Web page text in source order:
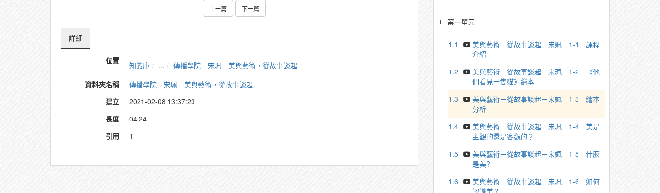
上一篇 下一篇
詳細
位置 知識庫 ...
傳播學院－宋珮－美與藝術，從故事談起
資料夾名稱
傳播學院－宋珮－美與藝術，從故事談起
建立
2021-02-08 13:37:23
長度
04:24
引用
1
1. 第一單元
1.1
美與藝術－從故事談起－宋姵 1-1 課程
介紹
1.2
美與藝術－從故事談起－宋珮 1-2 《他
們看⾒⼀隻貓》繪本
1.3
美與藝術－從故事談起－宋姵 1-3 繪本
分析
1.4
美與藝術－從故事談起－宋珮 1-4 美是
主觀的還是客觀的？
1.5
美與藝術－從故事談起－宋姵 1-5 什麼
是美?
1.6
美與藝術－從故事談起－宋珮 1-6 如何
認識美？